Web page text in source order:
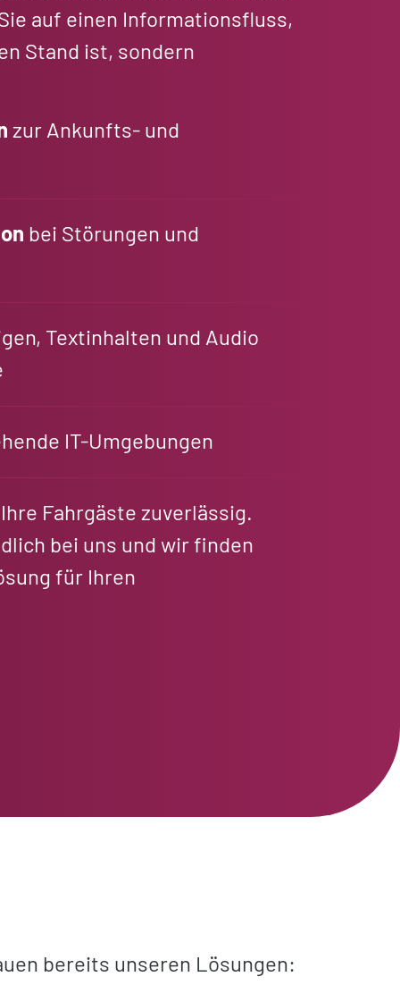
auf einen Informationsfluss,
Stand ist, sondern
zur Ankunfts- und
bei Störungen und
Textinhalten und Audio
IT-Umgebungen
Fahrgäste zuverlässig.
bei uns und wir finden
für Ihren
bereits unseren Lösungen: